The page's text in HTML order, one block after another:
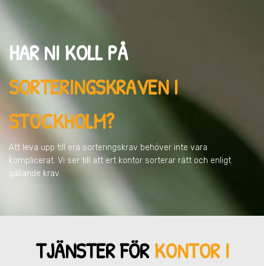
HAR NI KOLL PÅ
SORTERINGSKRAVENI
STOCKHOLM?
Att leva upp till era sorteringskrav behöver inte vara
komplicerat. Vi ser till att ert kontor sorterar rätt och enligt
gällande krav.
TJÄNSTER FÖRKONTOR I